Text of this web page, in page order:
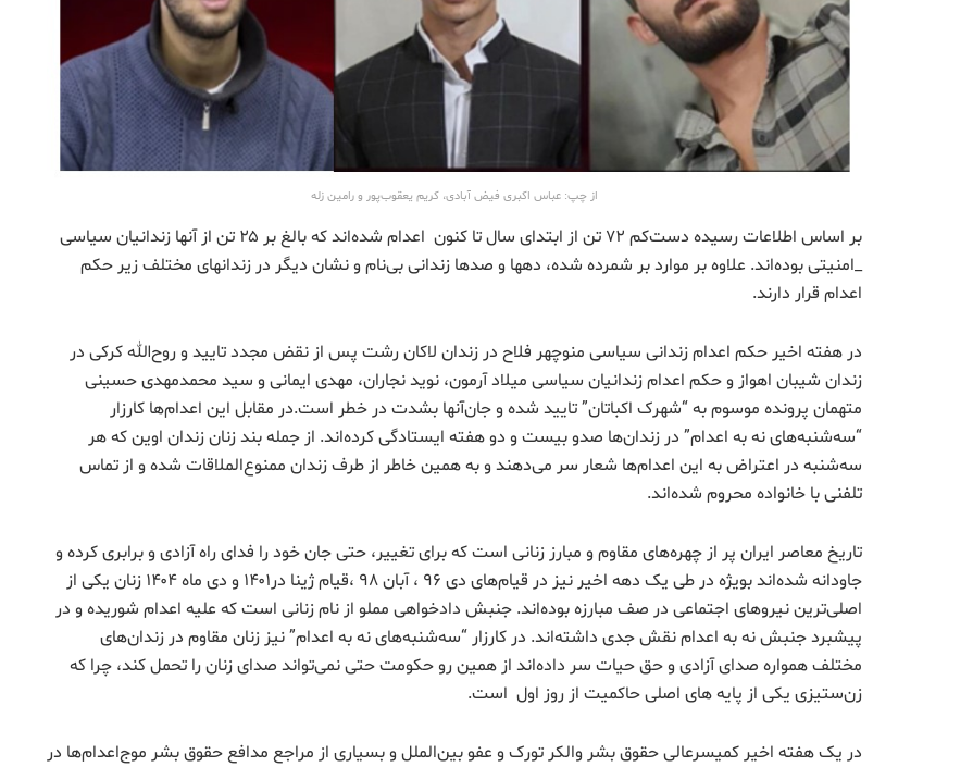
از چپ: عباس اکبری فیض آبادی، کریم یعقوب‌پور و رامین زله
بر اساس اطلاعات رسیده دست‌کم ۷۲ تن از ابتدای سال تا کنون اعدام شده‌اند که بالغ بر ۲۵ تن از آنها زندانیان سیاسی
_امنیتی بوده‌اند. علاوه بر موارد بر شمرده شده، دهها و صدها زندانی بی‌نام و نشان دیگر در زندانهای مختلف زیر حکم
اعدام قرار دارند.
در هفته اخیر حکم اعدام زندانی سیاسی منوچهر فلاح در زندان لاکان رشت پس از نقض مجدد تایید و روح‌الله کرکی در
زندان شیبان اهواز و حکم اعدام زندانیان سیاسی میلاد آرمون، نوید نجاران، مهدی ایمانی و سید محمدمهدی حسینی
متهمان پرونده موسوم به “شهرک اکباتان” تایید شده و جان‌آنها بشدت در خطر است.در مقابل این اعدام‌ها کارزار
“سه‌شنبه‌های نه به اعدام” در زندان‌ها صدو بیست و دو هفته ایستادگی کرده‌اند. از جمله بند زنان زندان اوین که هر
سه‌شنبه در اعتراض به این اعدام‌ها شعار سر می‌دهند و به همین خاطر از طرف زندان ممنوع‌الملاقات شده و از تماس
تلفنی با خانواده محروم شده‌اند.
تاریخ معاصر ایران پر از چهره‌های مقاوم و مبارز زنانی است که برای تغییر، حتی جان خود را فدای راه آزادی و برابری کرده و
جاودانه شده‌اند بویژه در طی یک دهه اخیر نیز در قیام‌های دی ۹۶ ، آبان ۹۸ ،قیام ژینا در۱۴۰۱ و دی ماه ۱۴۰۴ زنان یکی از
اصلی‌ترین نیروهای اجتماعی در صف مبارزه بوده‌اند. جنبش دادخواهی مملو از نام زنانی است که علیه اعدام شوریده و در
پیشبرد جنبش نه به اعدام نقش جدی داشته‌اند. در کارزار “سه‌شنبه‌های نه به اعدام” نیز زنان مقاوم در زندان‌های
مختلف همواره صدای آزادی و حق حیات سر داده‌اند از همین رو حکومت حتی نمی‌تواند صدای زنان را تحمل کند، چرا که
زن‌ستیزی یکی از پایه های اصلی حاکمیت از روز اول است.
در یک هفته اخیر کمیسرعالی حقوق بشر والکر تورک و عفو بین‌الملل و بسیاری از مراجع مدافع حقوق بشر موج‌اعدام‌ها در